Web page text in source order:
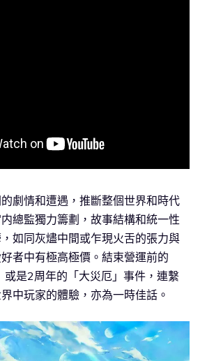
劇情和遭遇，推斷整個世界和時代
總監獨力籌劃，故事結構和統一性
如同灰燼中間或乍現火舌的張力與
者中有極高極價。結束營運前的
或是2周年的「大災厄」事件，連繫
中玩家的體驗，亦為一時佳話。